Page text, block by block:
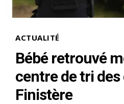
ACTUALITÉ
Bébé retrouvé
centre de tri
Finistère